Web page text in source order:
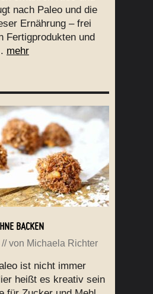
nach Paleo und die
Ernährung – frei
Fertigprodukten und
mehr
BACKEN
// von Michaela Richter
ist nicht immer
heißt es kreativ sein